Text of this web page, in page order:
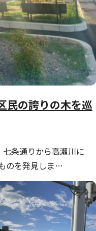
民の誇りの木を巡
条通りから高瀬川に
のを発見しま…